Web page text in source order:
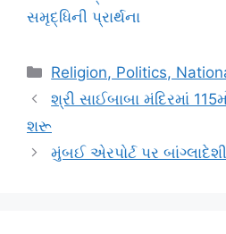
સમૃદ્ધિની પ્રાર્થના
Categories
Religion, Politics,
શ્રી સાઈબાબા મંદિરમાં
શરૂ
મુંબઈ એરપોર્ટ પર